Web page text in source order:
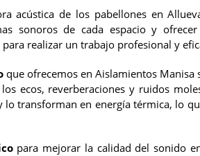
acústica de los pabellones en
sonoros de cada espacio y ofrecer
realizar un trabajo profesional y
que ofrecemos en Aislamientos Manisa
ecos, reverberaciones y ruidos
lo transforman en energía térmica, lo
para mejorar la calidad del sonido